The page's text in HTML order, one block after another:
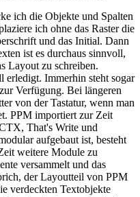
ich die Objekte und Spalten
ich ohne das Raster die
und das Initial. Dann
ist es durchaus sinnvoll,
Layout zu schreiben.
erledigt. Immerhin steht sogar
Verfügung. Bei längeren
von der Tastatur, wenn man
PPM importiert zur Zeit
That's Write und
aufgebaut ist, besteht
weitere Module zu
versammelt und das
der Layoutteil von PPM
verdeckten Textobjekte